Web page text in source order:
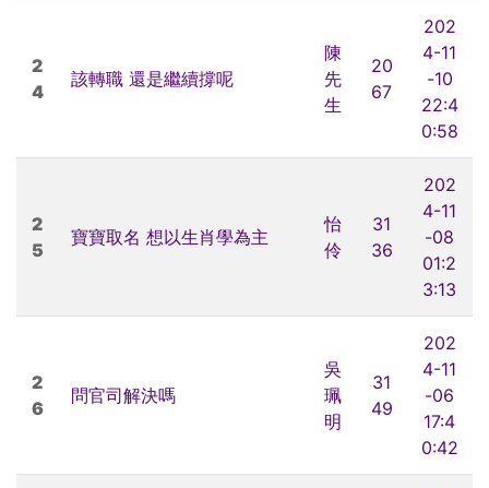
2
4
該轉職 還是繼續撐呢
陳
先
生
20
67
202
4-11
-10
22:4
0:58
2
5
寶寶取名 想以生肖學為主
怡
伶
31
36
202
4-11
-08
01:2
3:13
2
6
問官司解決嗎
吳
珮
明
31
49
202
4-11
-06
17:4
0:42